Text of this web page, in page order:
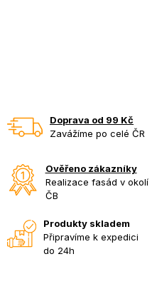
Doprava od 99 Kč
Zavážíme po celé ČR
Ověřeno zákazníky
Realizace fasád v okolí
ČB
Produkty skladem
Připravíme k expedici
do 24h